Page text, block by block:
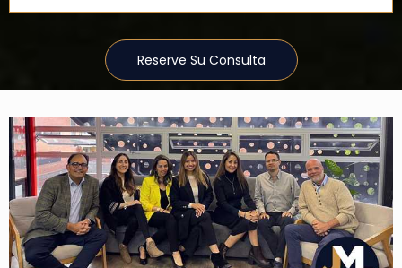
Reserve Su Consulta